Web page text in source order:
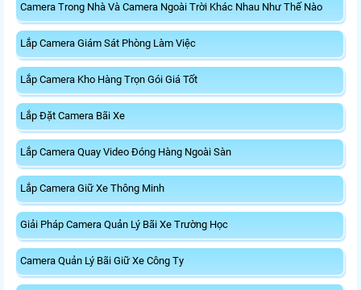
Camera Trong Nhà Và Camera Ngoài Trời Khác Nhau Như Thế Nào
Lắp Camera Giám Sát Phòng Làm Việc
Lắp Camera Kho Hàng Trọn Gói Giá Tốt
Lắp Đặt Camera Bãi Xe
Lắp Camera Quay Video Đóng Hàng Ngoài Sàn
Lắp Camera Giữ Xe Thông Minh
Giải Pháp Camera Quản Lý Bãi Xe Trường Học
Camera Quản Lý Bãi Giữ Xe Công Ty